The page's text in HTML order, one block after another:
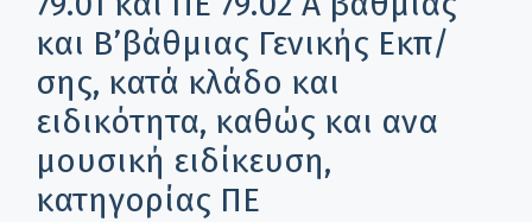
και Β’βάθμιας Γενικής Εκπ/
σης, κατά κλάδο και
ειδικότητα, καθώς και ανα
μουσική ειδίκευση,
κατηγορίας ΠΕ